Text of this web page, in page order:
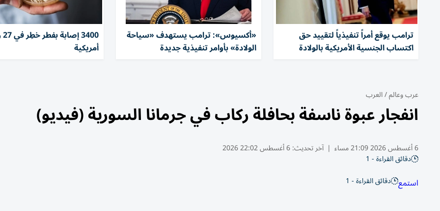
ترامب يوقع أمراً تنفيذياً لتقييد حق
اكتساب الجنسية الأمريكية بالولادة
«أكسيوس»: ترامب يستهدف «سياحة
الولادة» بأوامر تنفيذية جديدة أمريكية
عرب وعالم/العرب
انفجار عبوة ناسفة بحافلة ركاب في جرمانا السورية (فيديو)
6 أغسطس 2026 21:09 مساء | آخر تحديث:6 أغسطس 22:02 2026
دقائق القراءة - 1
استمع دقائق القراءة - 1